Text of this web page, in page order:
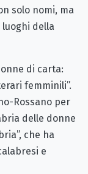
solo nomi, ma
della
di carta:
femminili”.
Rossano per
delle donne
che ha
e